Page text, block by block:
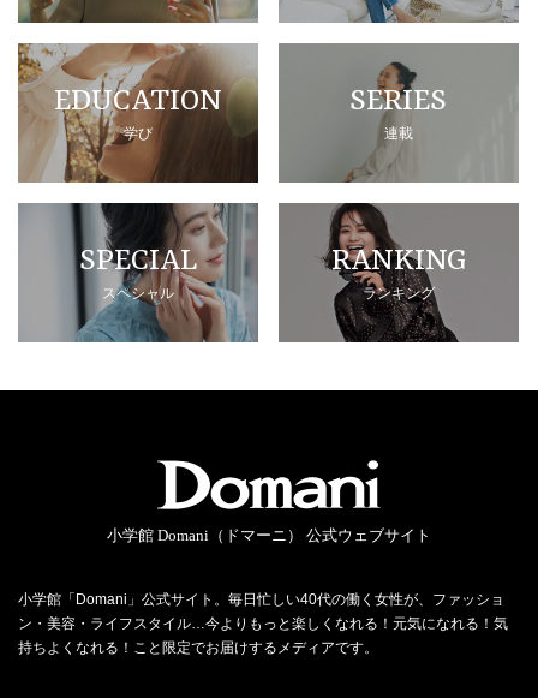
EDUCATION
学び
SERIES
連載
SPECIAL
スペシャル
RANKING
ランキング
小学館 Domani（ドマーニ） 公式ウェブサイト
小学館「Domani」公式サイト。毎日忙しい40代の働く女性が、ファッショ
ン・美容・ライフスタイル…今よりもっと楽しくなれる！元気になれる！気
持ちよくなれる！こと限定でお届けするメディアです。